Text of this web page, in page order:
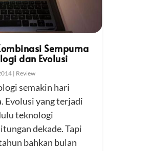
Sempurna
dan Evolusi
| Review
semakin hari
Evolusi yang terjadi
teknologi
dekade. Tapi
bahkan bulan